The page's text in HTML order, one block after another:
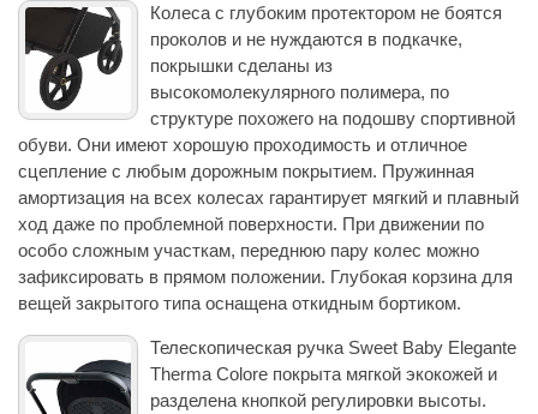
Колеса с глубоким протектором не боятся
проколов и не нуждаются в подкачке,
покрышки сделаны из
высокомолекулярного полимера, по
структуре похожего на подошву спортивной
обуви. Они имеют хорошую проходимость и отличное
сцепление с любым дорожным покрытием. Пружинная
амортизация на всех колесах гарантирует мягкий и плавный
ход даже по проблемной поверхности. При движении по
особо сложным участкам, переднюю пару колес можно
зафиксировать в прямом положении. Глубокая корзина для
вещей закрытого типа оснащена откидным бортиком.
Телескопическая ручка Sweet Baby Elegante
Therma Colore покрыта мягкой экокожей и
разделена кнопкой регулировки высоты.